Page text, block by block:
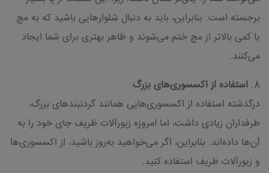
برجسته است. بنابراین، باید به دنبال شلوارهایی باشید که به مچ
یا کمی بالاتر از مچ ختم می‌شوند و ظاهر بهتری برای شما ایجاد
می‌کنند.
8. استفاده از اکسسوری‌های بزرگ
درگذشته استفاده از اکسسوری‌هایی همانند گردنبندهای بزرگ،
طرفداران زیادی داشت، اما امروزه زیورآلات ظریف جای خود را به
آن‌ها داده‌اند. بنابراین، اگر می‌خواهید به‌روز باشید، از اکسسوری‌ها
و زیورآلات ظریف استفاده کنید.